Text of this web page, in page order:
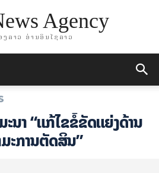
Agency
ງລາວ ອ່ານອິນໄຊລາວ
ນາ “ແກ້ໄຂຂໍ້ຂັດແຍ່ງດ້ານ
ະການຕັດສິນ”